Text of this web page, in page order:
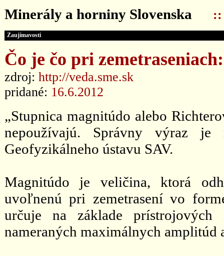
Minerály a horniny Slovenska ::
Zaujímavosti
Čo je čo pri
zdroj: http://veda.sme.sk
pridané: 16.6.2012
„Stupnica magnitúdo alebo
nepoužívajú. Správny výraz
Geofyzikálneho ústavu SAV.
Magnitúdo je veličina, ktorá
uvoľnenú pri zemetrasení vo
určuje na základe prístrojových
nameraných maximálnych